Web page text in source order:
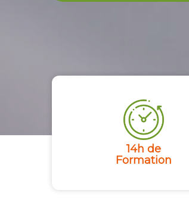
14h de
Formation